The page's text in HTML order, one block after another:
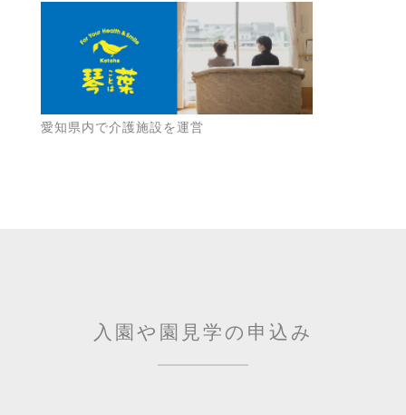
愛知県内で介護施設を運営
入園や園見学の申込み